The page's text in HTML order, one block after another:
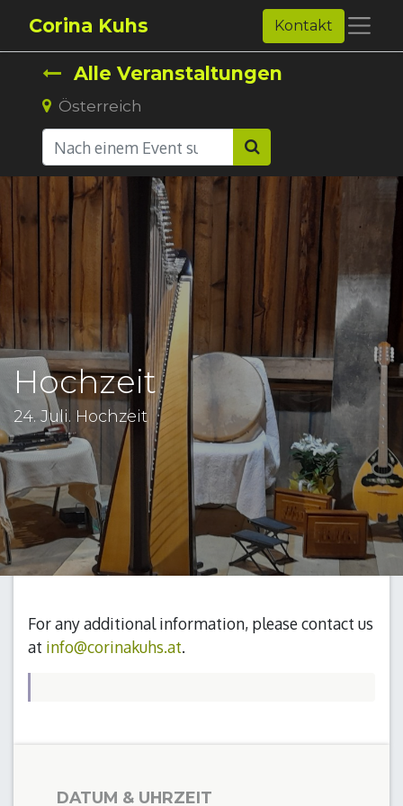
Corina Kuhs Kontakt
Alle Veranstaltungen
Österreich
Hochzeit
24. Juli. Hochzeit
For any additional information, please contact us
at info@corinakuhs.at.
DATUM & UHRZEIT